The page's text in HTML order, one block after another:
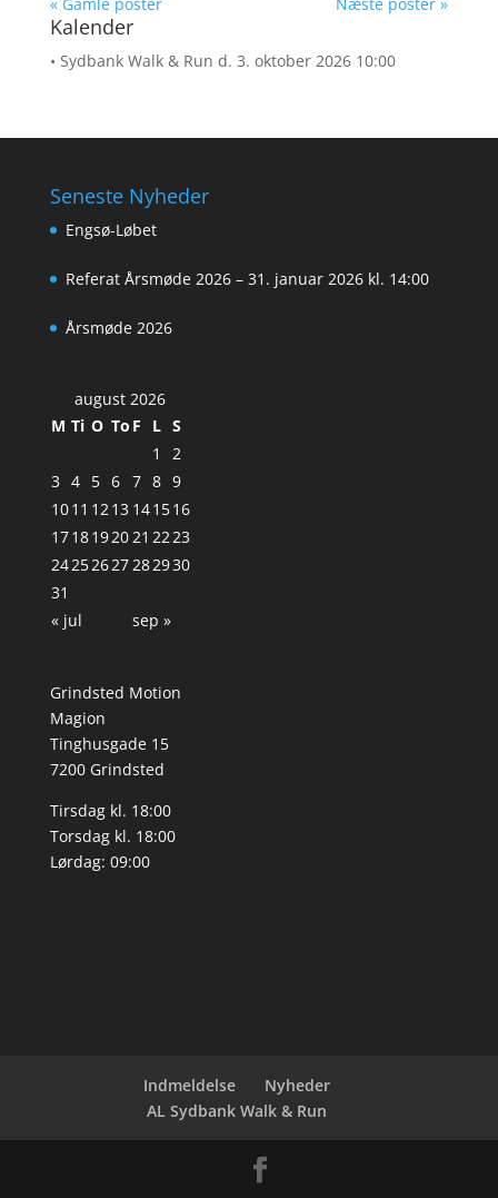
Kalender
• Sydbank Walk & Run d. 3. oktober 2026 10:00
Seneste Nyheder
Engsø-Løbet
Referat Årsmøde 2026 – 31. januar 2026 kl. 14:00
Årsmøde 2026
august 2026
M Ti O To F L S
1
2
3 4 5 6 7 8 9
1011 1213 141516
1718192021 2223
24252627282930
31
« jul
sep »
Grindsted Motion
Magion
Tinghusgade 15
7200 Grindsted
Tirsdag kl. 18:00
Torsdag kl. 18:00
Lørdag: 09:00
Indmeldelse
Nyheder
AL Sydbank Walk & Run